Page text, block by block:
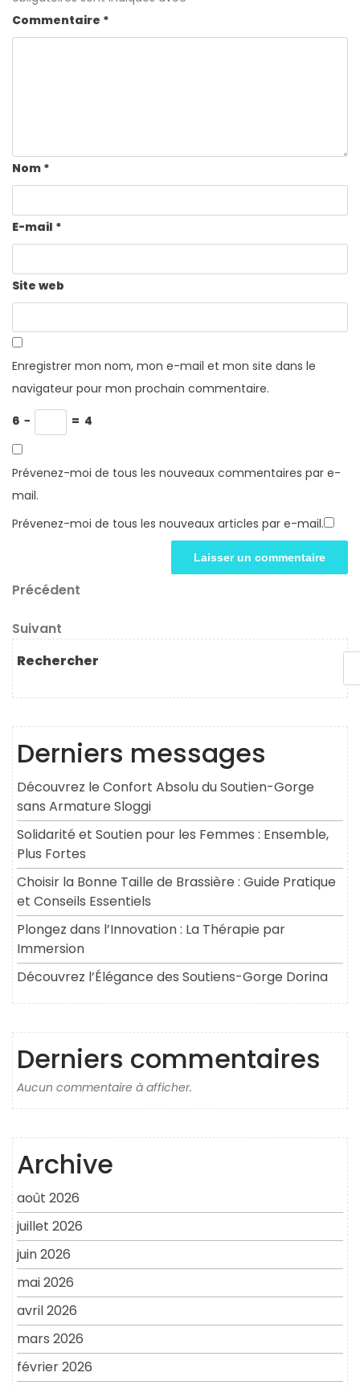
Commentaire *
Nom *
E-mail *
Site web
Enregistrer mon nom, mon e-mail et mon site dans le
navigateur pour mon prochain commentaire.
6 − = 4
Prévenez-moi de tous les nouveaux commentaires par e-
mail.
Prévenez-moi de tous les nouveaux articles par e-mail.
Navigation
de
l’article
Article
Précédent
Article
suivant
Suivant
Rechercher
Derniers messages
Découvrez le Confort Absolu du Soutien-Gorge
sans Armature Sloggi
Solidarité et Soutien pour les Femmes : Ensemble,
Plus Fortes
Choisir la Bonne Taille de Brassière : Guide Pratique
et Conseils Essentiels
Plongez dans l’Innovation : La Thérapie par
Immersion
Découvrez l’Élégance des Soutiens-Gorge Dorina
Derniers commentaires
Aucun commentaire à afficher.
Archive
août 2026
juillet 2026
juin 2026
mai 2026
avril 2026
mars 2026
février 2026